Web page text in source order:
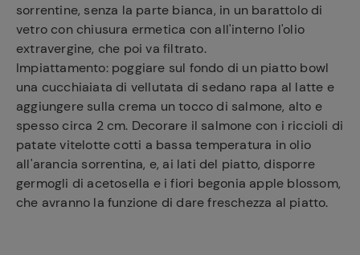
sorrentine, senza la parte bianca, in un barattolo di
vetro con chiusura ermetica con all'interno l'olio
extravergine, che poi va filtrato.
Impiattamento: poggiare sul fondo di un piatto bowl
una cucchiaiata di vellutata di sedano rapa al latte e
aggiungere sulla crema un tocco di salmone, alto e
spesso circa 2 cm. Decorare il salmone con i riccioli di
patate vitelotte cotti a bassa temperatura in olio
all'arancia sorrentina, e, ai lati del piatto, disporre
germogli di acetosella e i fiori begonia apple blossom,
che avranno la funzione di dare freschezza al piatto.